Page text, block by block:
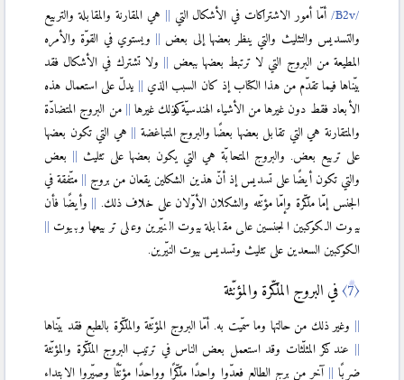
أمّا أمور الاشتراكات في الأشكال التي
هي المقارنة والمقابلة والتربيع
والتسديس والتثليث والتي ينظر بعضها إلى بعض
ويستوي في القوّة والأمره
المطيعة من البروج التي لا ترتبط بعضها ببعض
ولا تشترك في الأشكال فقد
بيّناها فيما تقدّم من هذا الكتاب إذ كان السبب الذي
يدلّ على استعمال هذه
الأبعاد فقط دون غيرها من الأشياء الهندسيّة وكذلك غيرها
من البروج المتضادّة
والمتقارنة هي التي تقابل بعضها بعضًا والبروج المتباغضة
هي التي تكون بعضها
على تربيع بعض. والبروج المتحابّة هي التي يكون بعضها على تثليث
بعض
والتي تكون أيضًا على تسديس إذ أنّ هذين الشكلين يقعان من بروج
متّفقة في
الجنس إمّا مذكّرة وإمّا مؤنّثه والشكلان الأوّلان على خلاف ذلك.
وأيضًا فأن
بيوت الكوكبين الجنسين على مقابلة بيوت النيّرين وعلى تربيعها وبيوت
الكوكبين السعدين على تثليث وتسديس بيوت النيّرين.
〈7〉 في البروج المذكّرة والمؤنّثة
وغير ذلك من حالتها وما سمّيت به. أمّا البروج المؤنّثة والمذكّرة بالطبع فقد بيّناها
عند ذكر المثلّثات وقد استعمل بعض الناس في ترتيب البروج المذكّرة والمؤنّثة
ضربًا
آخر من برج الطالع فعدّوا واحدًا مذكّرًا وواحدًا مؤنّثًا وصیّروا الابتداء